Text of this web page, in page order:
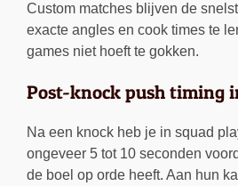
Custom matches blijven de
exacte angles en cook times te
games niet hoeft te gokken.
Post-knock push timing
Na een knock heb je in squad
ongeveer 5 tot 10 seconden
de boel op orde heeft. Aan hun